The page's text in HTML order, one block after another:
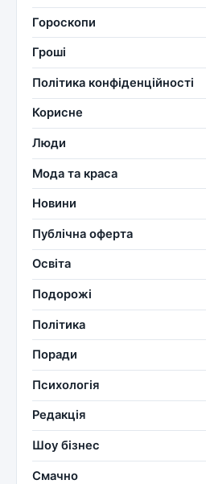
Гороскопи
Гроші
Політика конфіденційності
Корисне
Люди
Мода та краса
Новини
Публічна оферта
Освіта
Подорожі
Політика
Поради
Психологія
Редакція
Шоу бізнес
Смачно